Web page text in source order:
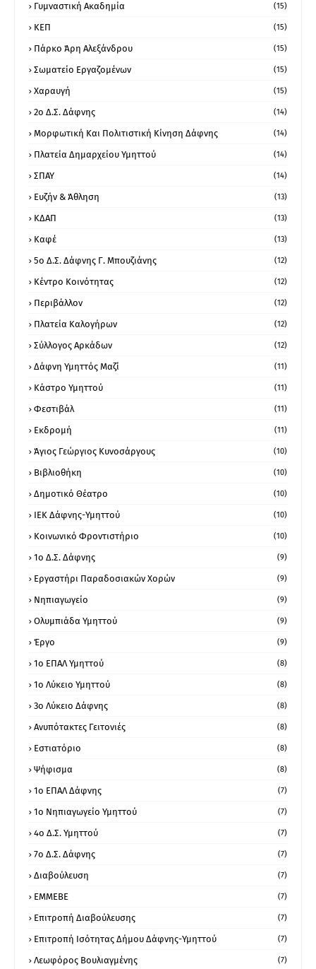
Γυμναστική Ακαδημία (15)
ΚΕΠ (15)
Πάρκο Άρη Αλεξάνδρου (15)
Σωματείο Εργαζομένων (15)
Χαραυγή (15)
2ο Δ.Σ. Δάφνης (14)
Μορφωτική Και Πολιτιστική Κίνηση Δάφνης (14)
Πλατεία Δημαρχείου Υμηττού (14)
ΣΠΑΥ (14)
Ευζήν & Άθληση (13)
ΚΔΑΠ (13)
Καφέ (13)
5ο Δ.Σ. Δάφνης Γ. Μπουζιάνης (12)
Κέντρο Κοινότητας (12)
Περιβάλλον (12)
Πλατεία Καλογήρων (12)
Σύλλογος Αρκάδων (12)
Δάφνη Υμηττός Μαζί (11)
Κάστρο Υμηττού (11)
Φεστιβάλ (11)
Εκδρομή (11)
Άγιος Γεώργιος Κυνοσάργους (10)
Βιβλιοθήκη (10)
Δημοτικό Θέατρο (10)
ΙΕΚ Δάφνης-Υμηττού (10)
Κοινωνικό Φροντιστήριο (10)
1ο Δ.Σ. Δάφνης (9)
Εργαστήρι Παραδοσιακών Χορών (9)
Νηπιαγωγείο (9)
Ολυμπιάδα Υμηττού (9)
Έργο (9)
1o ΕΠΑΛ Υμηττού (8)
1ο Λύκειο Υμηττού (8)
3ο Λύκειο Δάφνης (8)
Ανυπότακτες Γειτονιές (8)
Εστιατόριο (8)
Ψήφισμα (8)
1ο ΕΠΑΛ Δάφνης (7)
1ο Νηπιαγωγείο Υμηττού (7)
4ο Δ.Σ. Υμηττού (7)
7ο Δ.Σ. Δάφνης (7)
Διαβούλευση (7)
ΕΜΜΕΒΕ (7)
Επιτροπή Διαβούλευσης (7)
Επιτροπή Ισότητας Δήμου Δάφνης-Υμηττού (7)
Λεωφόρος Βουλιαγμένης (7)